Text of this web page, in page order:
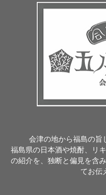
会津の地から福島の旨
福島県の日本酒や焼酎、リ
の紹介を、独断と偏見を含
てお伝